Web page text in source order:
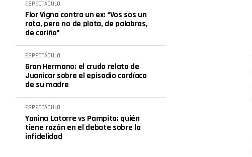
ESPECTÁCULO
Flor Vigna contra un ex: “Vos sos un
rata, pero no de plata, de palabras,
de cariño”
ESPECTÁCULO
Gran Hermano: el crudo relato de
Juanicar sobre el episodio cardíaco
de su madre
ESPECTÁCULO
Yanina Latorre vs Pampita: quién
tiene razón en el debate sobre la
infidelidad